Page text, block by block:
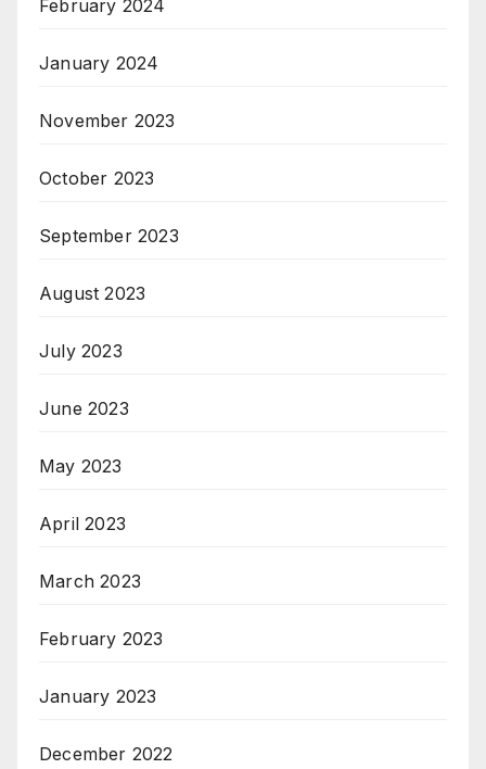
February 2024
January 2024
November 2023
October 2023
September 2023
August 2023
July 2023
June 2023
May 2023
April 2023
March 2023
February 2023
January 2023
December 2022